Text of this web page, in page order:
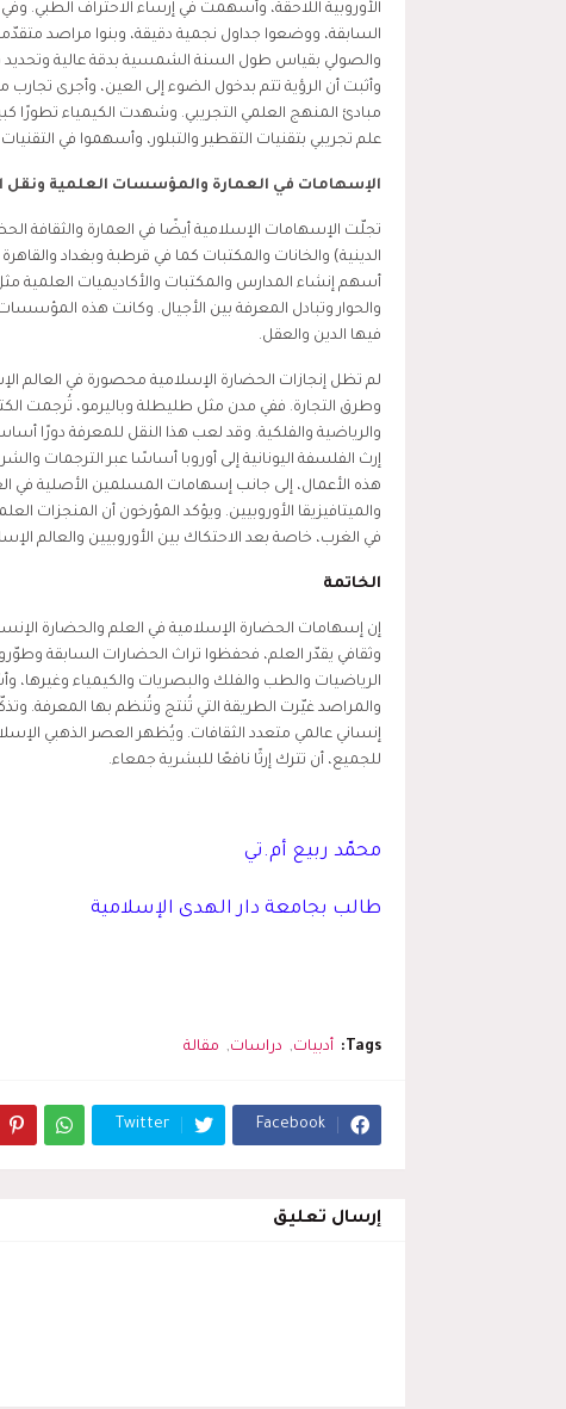
الأوروبية اللاحقة، وأسهمت في إرساء الاحتراف الطبي.
السابقة، ووضعوا جداول نجمية دقيقة، وبنوا مراصد
والصولي بقياس طول السنة الشمسية بدقة عالية وتحديد
وأثبت أن الرؤية تتم بدخول الضوء إلى العين، وأجرى
مبادئ المنهج العلمي التجريبي. وشهدت الكيمياء تطورًا
علم تجريبي بتقنيات التقطير والتبلور، وأسهموا في
الإسهامات في العمارة والمؤسسات العلمية ونقل
تجلّت الإسهامات الإسلامية أيضًا في العمارة
الدينية) والخانات والمكتبات كما في قرطبة وبغداد
أسهم إنشاء المدارس والمكتبات والأكاديميات العلمية
والحوار وتبادل المعرفة بين الأجيال. وكانت هذه
فيها الدين والعقل.
لم تظل إنجازات الحضارة الإسلامية محصورة في العالم
وطرق التجارة. ففي مدن مثل طليطلة وباليرمو، تُرجمت
والرياضية والفلكية. وقد لعب هذا النقل للمعرفة دورًا
إرث الفلسفة اليونانية إلى أوروبا أساسًا عبر الترجمات
هذه الأعمال، إلى جانب إسهامات المسلمين الأصلية في
والميتافيزيقا الأوروبيين. ويؤكد المؤرخون أن المنجزات
في الغرب، خاصة بعد الاحتكاك بين الأوروبيين والعالم
الخاتمة
إن إسهامات الحضارة الإسلامية في العلم والحضارة
وثقافي يقدّر العلم، فحفظوا تراث الحضارات السابقة
الرياضيات والطب والفلك والبصريات والكيمياء
والمراصد غيّرت الطريقة التي تُنتج وتُنظم بها المعرفة.
إنساني عالمي متعدد الثقافات. ويُظهر العصر الذهبي
للجميع، أن تترك إرثًا نافعًا للبشرية جمعاء.
محمّد ربيع أم.تي
طالب بجامعة دار الهدى الإسلامية
Tags: أدبيات دراسات مقالة
Facebook
Twitter
إرسال تعليق